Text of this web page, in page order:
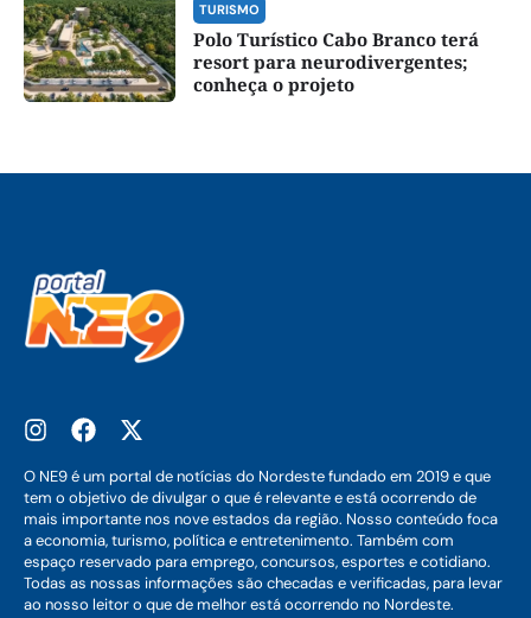
TURISMO
Polo Turístico Cabo Branco terá
resort para neurodivergentes;
conheça o projeto
O NE9 é um portal de notícias do Nordeste fundado em 2019 e que
tem o objetivo de divulgar o que é relevante e está ocorrendo de
mais importante nos nove estados da região. Nosso conteúdo foca
a economia, turismo, política e entretenimento. Também com
espaço reservado para emprego, concursos, esportes e cotidiano.
Todas as nossas informações são checadas e verificadas, para levar
ao nosso leitor o que de melhor está ocorrendo no Nordeste.